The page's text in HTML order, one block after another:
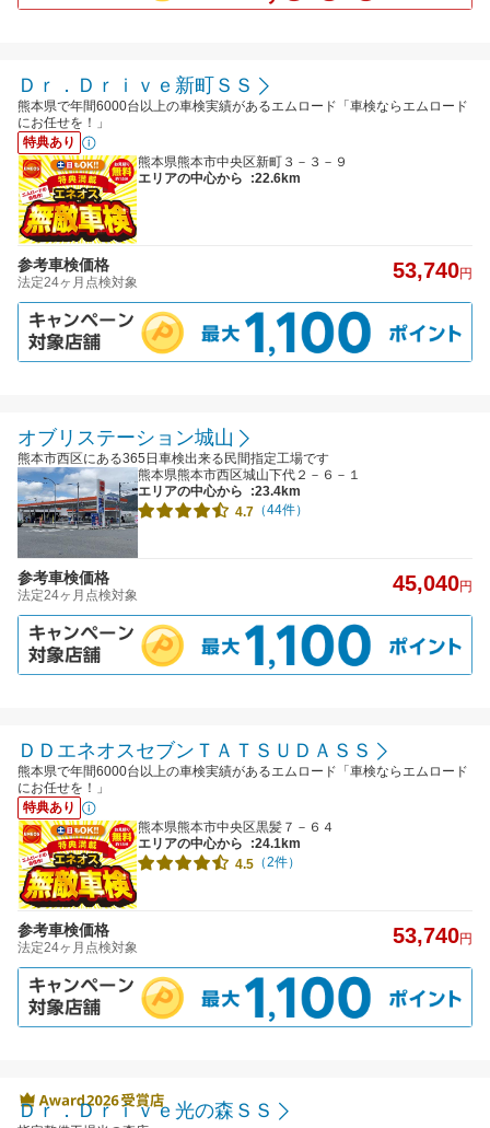
Ｄｒ．Ｄｒｉｖｅ新町ＳＳ
熊本県で年間6000台以上の車検実績があるエムロード「車検ならエムロード
にお任せを！」
特典あり
熊本県熊本市中央区新町３－３－９
エリアの中心から
:22.6km
参考車検価格
法定24ヶ月点検対象 53,740円
オブリステーション城山
熊本市西区にある365日車検出来る民間指定工場です
熊本県熊本市西区城山下代２－６－１
エリアの中心から
:23.4km
4.7 （44件）
参考車検価格
法定24ヶ月点検対象 45,040円
ＤＤエネオスセブンＴＡＴＳＵＤＡＳＳ
熊本県で年間6000台以上の車検実績があるエムロード「車検ならエムロード
にお任せを！」
特典あり
熊本県熊本市中央区黒髪７－６４
エリアの中心から
:24.1km
4.5 （2件）
参考車検価格
法定24ヶ月点検対象 53,740円
Ｄｒ．Ｄｒｉｖｅ光の森ＳＳ